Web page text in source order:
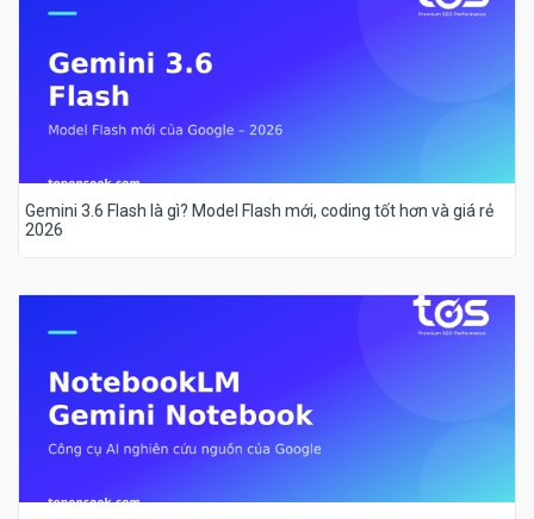
Gemini 3.6 Flash là gì? Model Flash mới, coding tốt hơn và giá rẻ
2026